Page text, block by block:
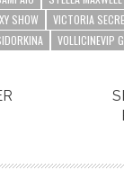
SHOW VICTORIA
VOLLICINEVIP